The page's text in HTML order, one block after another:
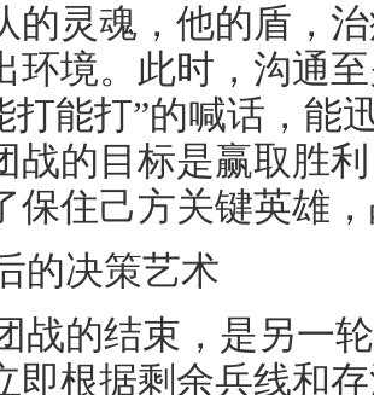
的灵魂，他的盾，
环境。此时，沟通
打能打”的喊话，能
战的目标是赢取胜
保住己方关键英雄
的决策艺术
战的结束，是另一
即根据剩余兵线和